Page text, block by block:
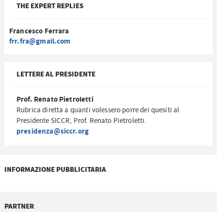
THE EXPERT REPLIES
Francesco Ferrara
frr.fra@gmail.com
LETTERE AL PRESIDENTE
Prof. Renato Pietroletti
Rubrica diretta a quanti volessero porre dei quesiti al
Presidente SICCR, Prof. Renato Pietroletti.
presidenza@siccr.org
INFORMAZIONE PUBBLICITARIA
PARTNER